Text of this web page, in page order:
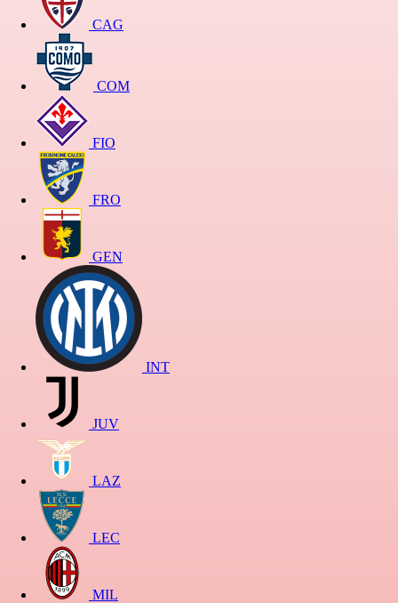
CAG
COM
FIO
FRO
GEN
INT
JUV
LAZ
LEC
MIL